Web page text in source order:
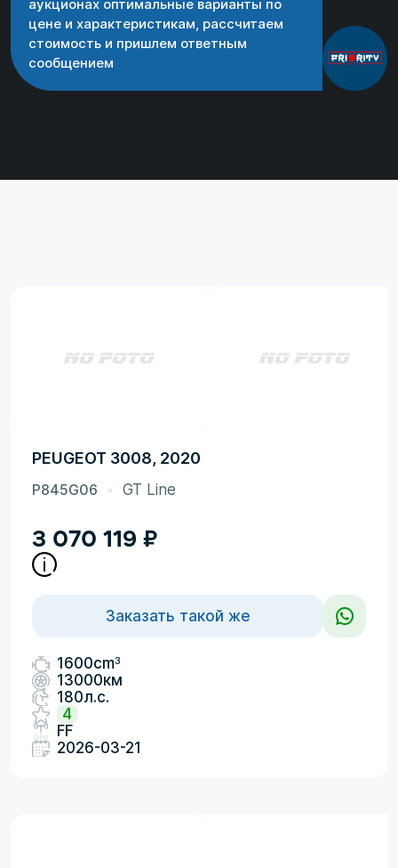
аукционах оптимальные варианты по
цене и характеристикам, рассчитаем
стоимость и пришлем ответным
сообщением
PEUGEOT 3008, 2020
P845G06 GT Line
3 070 119 ₽
Заказать такой же
1600cm3
13000км
180л.с.
4
FF
2026-03-21